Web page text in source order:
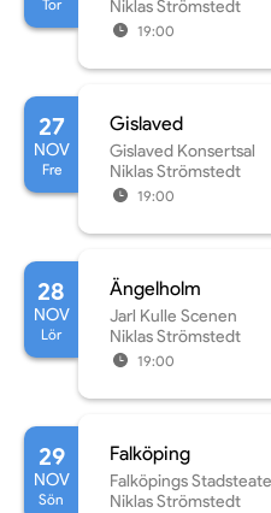
Tor
Niklas Strömstedt
19:00
27
NOV
Fre
Gislaved
Gislaved Konsertsal
Niklas Strömstedt
19:00
28
NOV
Lör
Ängelholm
Jarl Kulle Scenen
Niklas Strömstedt
19:00
29
NOV
Sön
Falköping
Falköpings
Niklas Strömstedt